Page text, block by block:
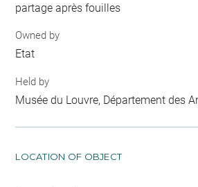
partage après fouilles
Owned by
Etat
Held by
Musée du Louvre, Département des
LOCATION OF OBJECT